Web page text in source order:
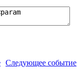
Следующее событие